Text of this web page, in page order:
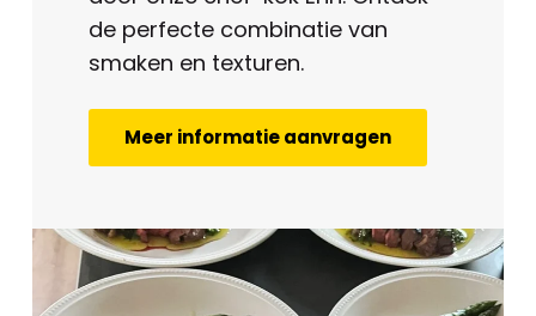
de perfecte combinatie van
smaken en texturen.
Meer informatie aanvragen